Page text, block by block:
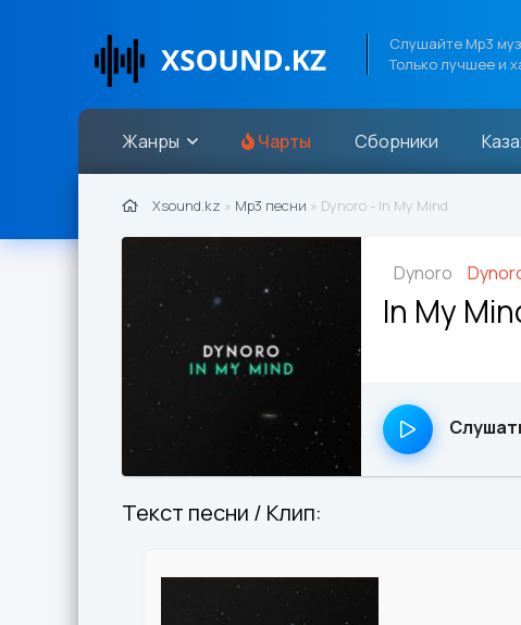
Слушайте Mp3
Только лучшее и
Жанры Чарты Сборники
Xsound.kz » Mp3 песни » Dynoro - In My Mind
Dynoro
In My
Текст песни / Клип: